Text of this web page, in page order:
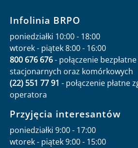
Infolinia BRPO
poniedziałki 10:00 - 18:00
wtorek - piątek 8:00 - 16:00
800 676 676- połączenie
stacjonarnych oraz komórkowych
(22) 551 77 91 - połączenie płatne
operatora
Przyjęcia interesantów
poniedziałki 9:00 - 17:00
wtorek - piątek 9:00 - 15:00